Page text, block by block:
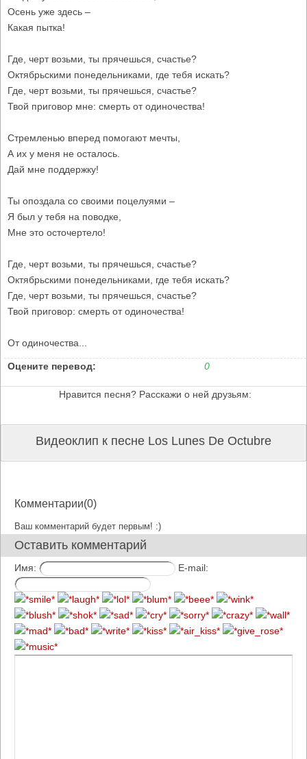
Осень уже здесь –
Какая пытка!
Где, черт возьми, ты прячешься, счастье?
Октябрьскими понедельниками, где тебя искать?
Где, черт возьми, ты прячешься, счастье?
Твой приговор мне: смерть от одиночества!
Стремленью вперед помогают мечты,
А их у меня не осталось.
Дай мне поддержку!
Ты опоздала со своими поцелуями –
Я был у тебя на поводке,
Мне это осточертело!
Где, черт возьми, ты прячешься, счастье?
Октябрьскими понедельниками, где тебя искать?
Где, черт возьми, ты прячешься, счастье?
Твой приговор: смерть от одиночества!
От одиночества...
Оцените перевод: 0
Нравится песня? Расскажи о ней друзьям:
Видеоклип к песне Los Lunes De Octubre
Комментарии(0)
Ваш комментарий будет первым! :)
Оставить комментарий
Имя: E-mail: